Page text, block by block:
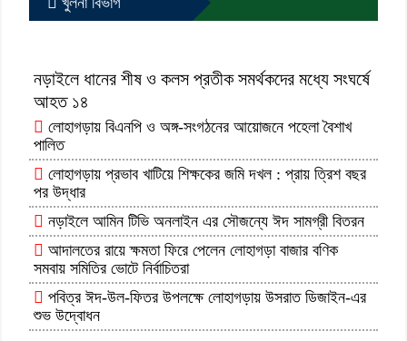
নড়াইলে ধানের শীষ ও কলস প্রতীক সমর্থকদের মধ্যে সংঘর্ষে
আহত ১৪
লোহাগড়ায় বিএনপি ও অঙ্গ-সংগঠনের আয়োজনে পহেলা বৈশাখ
পালিত
লোহাগড়ায় প্রভাব খাটিয়ে শিক্ষকের জমি দখল : প্রায় ত্রিশ বছর
পর উদ্ধার
নড়াইলে আমিন টিভি অনলাইন এর সৌজন্যে ঈদ সামগ্রী বিতরন
আদালতের রায়ে ক্ষমতা ফিরে পেলেন লোহাগড়া বাজার বণিক
সমবায় সমিতির ভোটে নির্বাচিতরা
পবিত্র ঈদ-উল-ফিতর উপলক্ষে লোহাগড়ায় উসরাত ডিজাইন-এর
শুভ উদ্বোধন